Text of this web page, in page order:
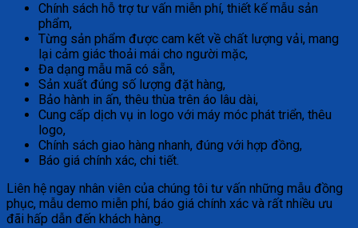
Chính sách hỗ trợ tư vấn miễn phí, thiết kế mẫu sản
phẩm,
Từng sản phẩm được cam kết về chất lượng vải, mang
lại cảm giác thoải mái cho người mặc,
Đa dạng mẫu mã có sẵn,
Sản xuất đúng số lượng đặt hàng,
Bảo hành in ấn, thêu thùa trên áo lâu dài,
Cung cấp dịch vụ in logo với máy móc phát triển, thêu
logo,
Chính sách giao hàng nhanh, đúng với hợp đồng,
Báo giá chính xác, chi tiết.
Liên hệ ngay nhân viên của chúng tôi tư vấn những mẫu đồng
phục, mẫu demo miễn phí, báo giá chính xác và rất nhiều ưu
đãi hấp dẫn đến khách hàng.